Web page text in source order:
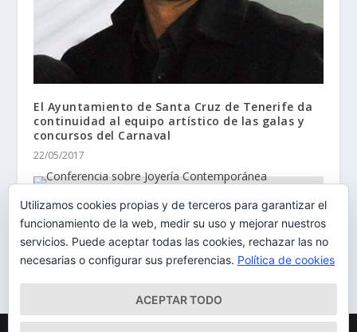
El Ayuntamiento de Santa Cruz de Tenerife da
continuidad al equipo artístico de las galas y
concursos del Carnaval
22/05/2017
Conferencia sobre Joyería Contemporánea
30/01/2014
Utilizamos cookies propias y de terceros para garantizar el
funcionamiento de la web, medir su uso y mejorar nuestros
servicios. Puede aceptar todas las cookies, rechazar las no
necesarias o configurar sus preferencias. Política de cookies
ACEPTAR TODO